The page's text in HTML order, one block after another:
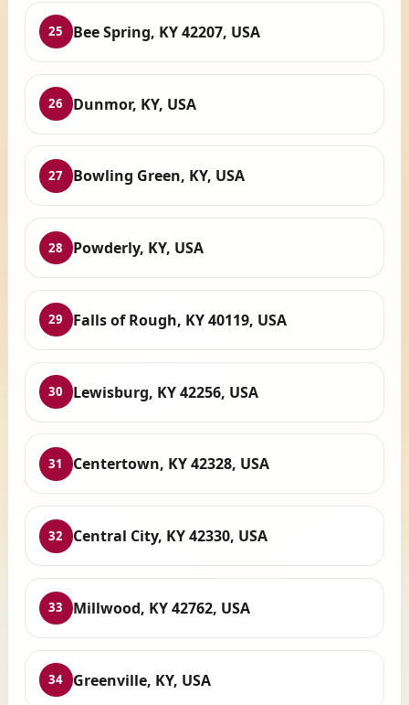
25 Bee Spring, KY 42207, USA
26 Dunmor, KY, USA
27 Bowling Green, KY, USA
28 Powderly, KY, USA
29 Falls of Rough, KY 40119, USA
30 Lewisburg, KY 42256, USA
31 Centertown, KY 42328, USA
32 Central City, KY 42330, USA
33 Millwood, KY 42762, USA
34 Greenville, KY, USA